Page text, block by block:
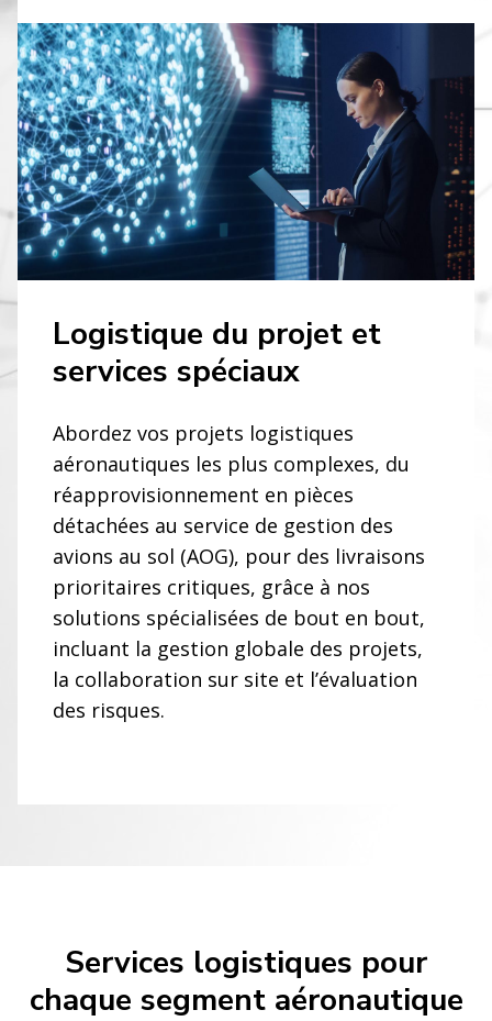
Logistique du projet et
services spéciaux
Abordez vos projets logistiques
aéronautiques les plus complexes, du
réapprovisionnement en pièces
détachées au service de gestion des
avions au sol (AOG), pour des livraisons
prioritaires critiques, grâce à nos
solutions spécialisées de bout en bout,
incluant la gestion globale des projets,
la collaboration sur site et l’évaluation
des risques.
Services logistiques pour
chaque segment aéronautique